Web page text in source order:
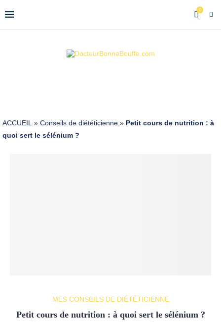
0
ACCUEIL » Conseils de diététicienne » Petit cours de nutrition : à
quoi sert le sélénium ?
MES CONSEILS DE DIÉTÉTICIENNE
Petit cours de nutrition : à quoi sert le sélénium ?